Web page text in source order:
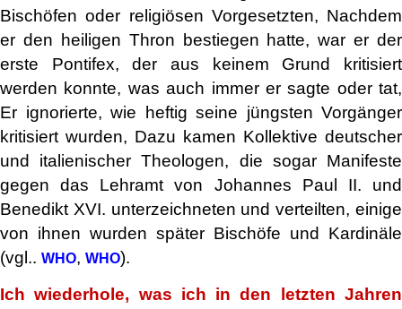
Bischöfen oder religiösen Vorgesetzten, Nachdem
er den heiligen Thron bestiegen hatte, war er der
erste Pontifex, der aus keinem Grund kritisiert
werden konnte, was auch immer er sagte oder tat,
Er ignorierte, wie heftig seine jüngsten Vorgänger
kritisiert wurden, Dazu kamen Kollektive deutscher
und italienischer Theologen, die sogar Manifeste
gegen das Lehramt von Johannes Paul II. und
Benedikt XVI. unterzeichneten und verteilten, einige
von ihnen wurden später Bischöfe und Kardinäle
(vgl.. WHO, WHO).
Ich wiederhole, was ich in den letzten Jahren